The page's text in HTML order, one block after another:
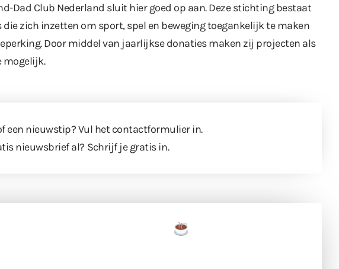
Dad Club Nederland sluit hier goed op aan. Deze stichting bestaat
zich inzetten om sport, spel en beweging toegankelijk te maken
Door middel van jaarlijkse donaties maken zij projecten als
mogelijk.
een nieuwstip? Vul het contactformulierin.
nieuwsbrief al? Schrijf je gratis in.